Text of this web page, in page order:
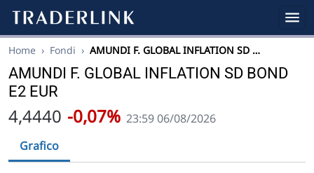
Home › Fondi › AMUNDI F. GLOBAL INFLATION SD …
AMUNDI F. GLOBAL INFLATION SD BOND
E2 EUR
4,4440 -0,07% 23:59 06/08/2026
Grafico